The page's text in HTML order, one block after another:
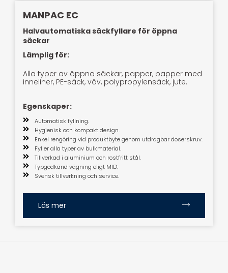
MANPAC EC
Halvautomatiska säckfyllare för öppna
säckar
Lämplig för:
Alla typer av öppna säckar, papper, papper med
inneliner, PE-säck, väv, polypropylensäck, jute.
Egenskaper:
Automatisk fyllning.
Hygienisk och kompakt design.
Enkel rengöring vid produktbyte genom utdragbar doserskruv.
Fyller alla typer av bulkmaterial.
Tillverkad i aluminium och rostfritt stål.
Typgodkänd vägning eligt MID.
Svensk tillverkning och service.
Läs mer